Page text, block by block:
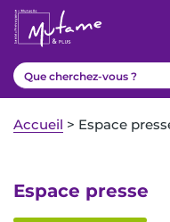
Accueil > Espace
Espace presse